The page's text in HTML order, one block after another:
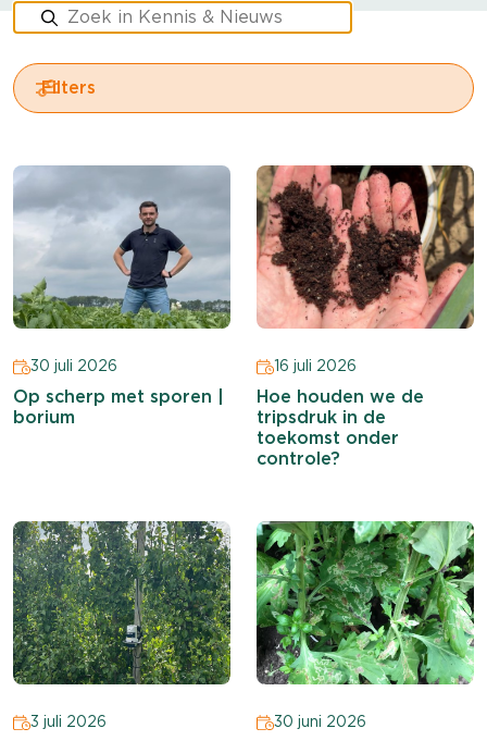
Filters
30 juli 2026
Op scherp met sporen |
borium
16 juli 2026
Hoe houden we de
tripsdruk in de
toekomst onder
controle?
3 juli 2026 30 juni 2026